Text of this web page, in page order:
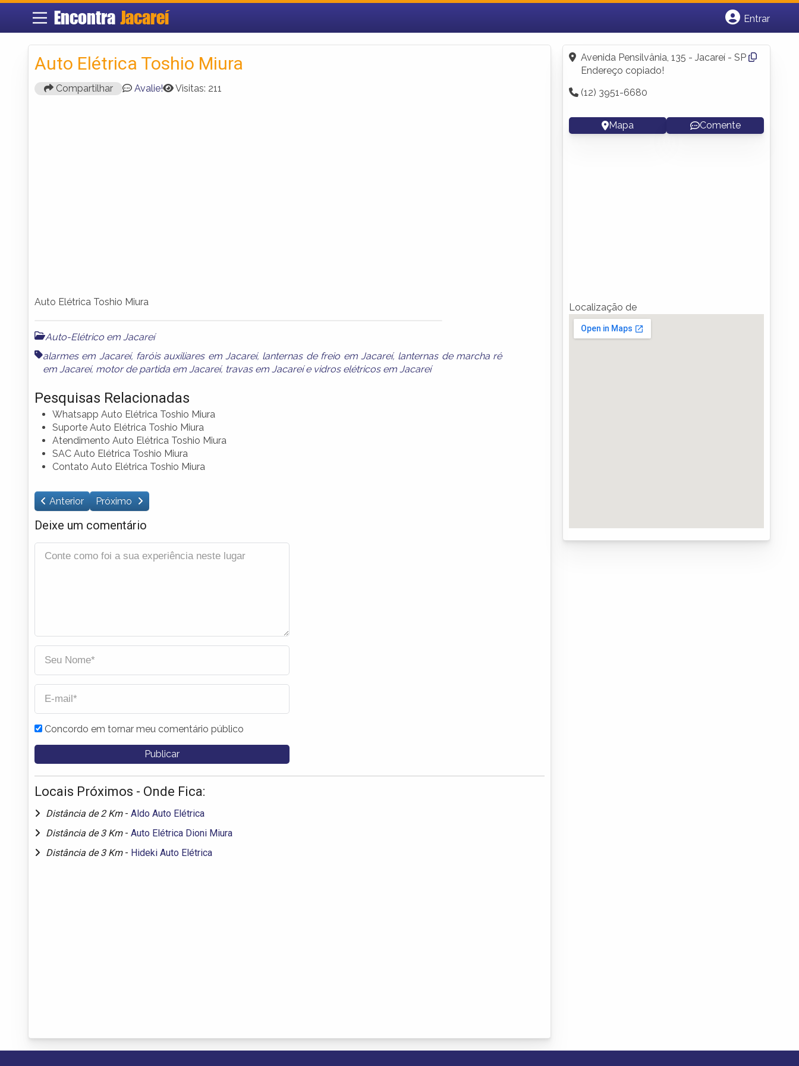
Encontra Jacareí
Entrar
Fazer login
Criar conta
Auto Elétrica Toshio Miura
Compartilhar Avalie! Visitas: 211
Auto Elétrica Toshio Miura
Auto-Elétrico em Jacareí
alarmes em Jacareí, faróis auxiliares em Jacareí, lanternas de freio em Jacareí, lanternas de marcha ré
em Jacareí, motor de partida em Jacareí, travas em Jacareíe vidros elétricos em Jacareí
Pesquisas Relacionadas
Whatsapp Auto Elétrica Toshio Miura
Suporte Auto Elétrica Toshio Miura
Atendimento Auto Elétrica Toshio Miura
SAC Auto Elétrica Toshio Miura
Contato Auto Elétrica Toshio Miura
Anterior Próximo
Deixe um comentário
Concordo em tornar meu comentário público
Locais Próximos - Onde Fica:
Distância de 2 Km - Aldo Auto Elétrica
Distância de 3 Km - Auto Elétrica Dioni Miura
Distância de 3 Km - Hideki Auto Elétrica
Avenida Pensilvânia, 135 - Jacareí - SP
Endereço copiado!
(12) 3951-6680
Mapa Comente
Localização de